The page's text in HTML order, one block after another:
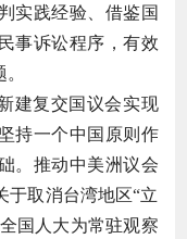
实践经验、借鉴国
事诉讼程序，有效
建复交国议会实现
持一个中国原则作
。推动中美洲议会
于取消台湾地区“立
国人大为常驻观察